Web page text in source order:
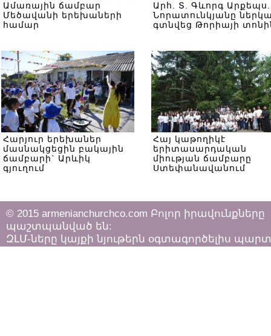
Ամառային ճամբար
Մեծավանի երեխաների
համար
Արհ. Տ. Գևորգ Արքեպս.
Նորատունկյանը
գտնվեց Թորիայի
Հարյուր երեխաներ
մասնակցեցին բակային
ճամբարի` Արևիկ
գյուղում
Հայ կաթողիկէ
երիտասարդական
միության ճամբարը
Ստեփանավանում
© 2015 armenianchurchco.com Բոլոր իրավունքները
պաշտպանված են:
ԶԼՄ-ները կայքի նյութերն օգտագործելիս